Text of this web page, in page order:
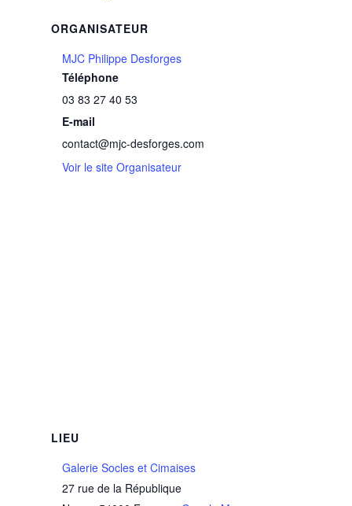
ORGANISATEUR
MJC Philippe Desforges
Téléphone
03 83 27 40 53
E-mail
contact@mjc-desforges.com
Voir le site Organisateur
LIEU
Galerie Socles et Cimaises
27 rue de la République